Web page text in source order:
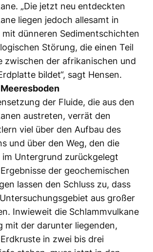
„Die jetzt neu entdeckten
liegen jedoch allesamt in
mit dünneren Sedimentschichten
Störung, die einen Teil
zwischen der afrikanischen und
bildet“, sagt Hensen.
der Fluide, die aus den
austreten, verrät den
viel über den Aufbau des
und über den Weg, den die
im Untergrund zurückgelegt
der geochemischen
lassen den Schluss zu, dass
aus großer
Inwieweit die Schlammvulkane
mit der darunter liegenden,
in zwei bis drei